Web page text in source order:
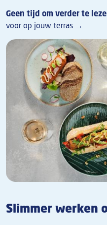
Geen tijd om verder te
voor op jouw terras →
Afbeelding
Slimmer werken